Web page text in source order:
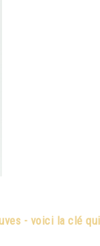
- voici la clé